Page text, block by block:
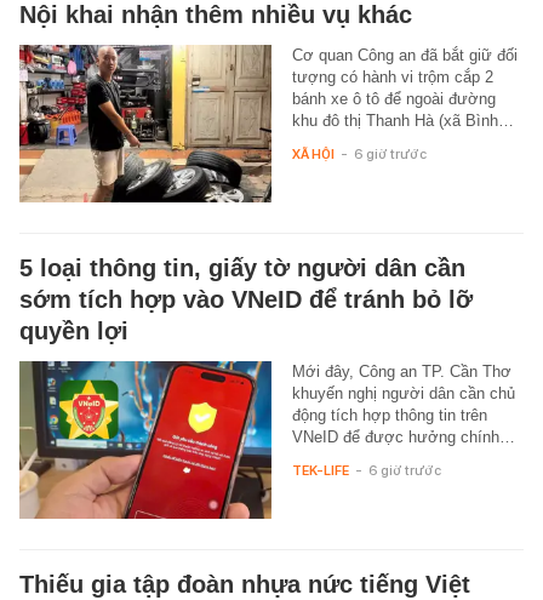
Nội khai nhận thêm nhiều vụ khác
Cơ quan Công an đã bắt giữ đối
tượng có hành vi trộm cắp 2
bánh xe ô tô để ngoài đường
khu đô thị Thanh Hà (xã Bình…
XÃ HỘI - 6 giờ trước
5 loại thông tin, giấy tờ người dân cần
sớm tích hợp vào VNeID để tránh bỏ lỡ
quyền lợi
Mới đây, Công an TP. Cần Thơ
khuyến nghị người dân cần chủ
động tích hợp thông tin trên
VNeID để được hưởng chính…
TEK-LIFE - 6 giờ trước
Thiếu gia tập đoàn nhựa nức tiếng Việt